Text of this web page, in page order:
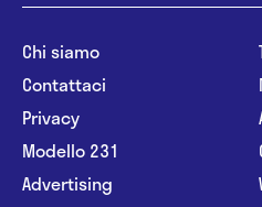
Chirurgia
Chirurgia
Chi siamo
Contattaci
Privacy
Modello 231
Advertising